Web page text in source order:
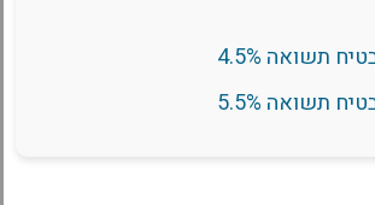
תשואה 4.5%
תשואה 5.5%